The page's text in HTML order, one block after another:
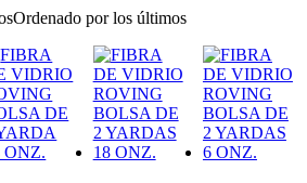
Ordenado por los últimos